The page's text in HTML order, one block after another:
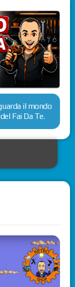
il mondo
Fai Da Te.